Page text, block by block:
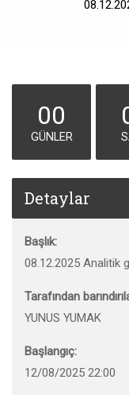
00
GÜNLER
Detaylar
Başlık:
08.12.2025 Analitik
Tarafından
YUNUS YUMAK
Başlangıç:
12/08/2025 22:00